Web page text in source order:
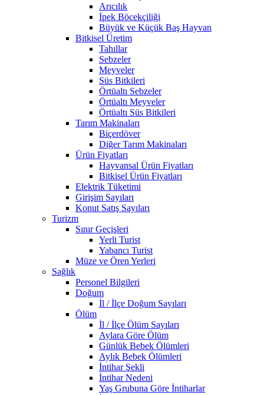
Arıcılık
İpek Böcekçiliği
Büyük ve Küçük Baş Hayvan
Bitkisel Üretim
Tahıllar
Sebzeler
Meyveler
Süs Bitkileri
Örtüaltı Sebzeler
Örtüaltı Meyveler
Örtüaltı Süs Bitkileri
Tarım Makinaları
Biçerdöver
Diğer Tarım Makinaları
Ürün Fiyatları
Hayvansal Ürün Fiyatları
Bitkisel Ürün Fiyatları
Elektrik Tüketimi
Girişim Sayıları
Konut Satış Sayıları
Turizm
Sınır Geçişleri
Yerli Turist
Yabancı Turist
Müze ve Ören Yerleri
Sağlık
Personel Bilgileri
Doğum
İl / İlçe Doğum Sayıları
Ölüm
İl / İlçe Ölüm Sayıları
Aylara Göre Ölüm
Günlük Bebek Ölümleri
Aylık Bebek Ölümleri
İntihar Şekli
İntihar Nedeni
Yaş Grubuna Göre İntiharlar